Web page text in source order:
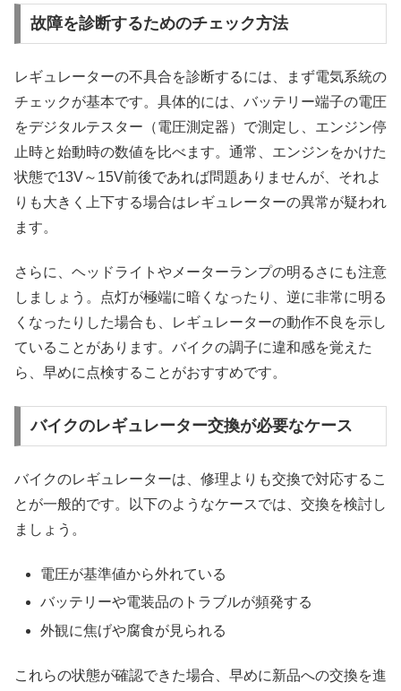
故障を診断するためのチェック方法
レギュレーターの不具合を診断するには、まず電気系統の
チェックが基本です。具体的には、バッテリー端子の電圧
をデジタルテスター（電圧測定器）で測定し、エンジン停
止時と始動時の数値を比べます。通常、エンジンをかけた
状態で13V～15V前後であれば問題ありませんが、それよ
りも大きく上下する場合はレギュレーターの異常が疑われ
ます。
さらに、ヘッドライトやメーターランプの明るさにも注意
しましょう。点灯が極端に暗くなったり、逆に非常に明る
くなったりした場合も、レギュレーターの動作不良を示し
ていることがあります。バイクの調子に違和感を覚えた
ら、早めに点検することがおすすめです。
バイクのレギュレーター交換が必要なケース
バイクのレギュレーターは、修理よりも交換で対応するこ
とが一般的です。以下のようなケースでは、交換を検討し
ましょう。
電圧が基準値から外れている
バッテリーや電装品のトラブルが頻発する
外観に焦げや腐食が見られる
これらの状態が確認できた場合、早めに新品への交換を進